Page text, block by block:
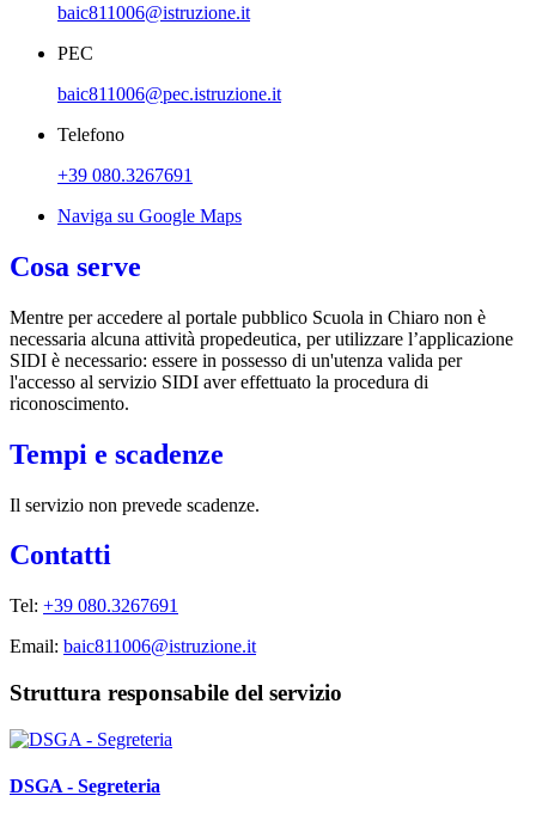
baic811006@istruzione.it
PEC
baic811006@pec.istruzione.it
Telefono
+39 080.3267691
Naviga su Google Maps
Cosa serve
Mentre per accedere al portale pubblico Scuola in Chiaro non è
necessaria alcuna attività propedeutica, per utilizzare l’applicazione
SIDI è necessario: essere in possesso di un'utenza valida per
l'accesso al servizio SIDI aver effettuato la procedura di
riconoscimento.
Tempi e scadenze
Il servizio non prevede scadenze.
Contatti
Tel: +39 080.3267691
Email: baic811006@istruzione.it
Struttura responsabile del servizio
DSGA - Segreteria